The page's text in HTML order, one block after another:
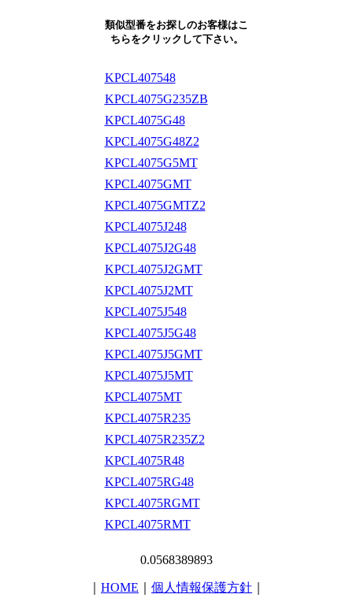
類似型番をお探しのお客様はこ
ちらをクリックして下さい。
KPCL407548
KPCL4075G235ZB
KPCL4075G48
KPCL4075G48Z2
KPCL4075G5MT
KPCL4075GMT
KPCL4075GMTZ2
KPCL4075J248
KPCL4075J2G48
KPCL4075J2GMT
KPCL4075J2MT
KPCL4075J548
KPCL4075J5G48
KPCL4075J5GMT
KPCL4075J5MT
KPCL4075MT
KPCL4075R235
KPCL4075R235Z2
KPCL4075R48
KPCL4075RG48
KPCL4075RGMT
KPCL4075RMT
0.0568389893
HOME 個人情報保護方針